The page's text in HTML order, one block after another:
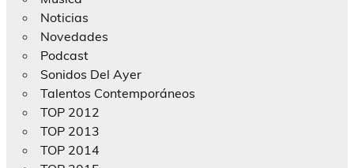
Noticias
Novedades
Podcast
Sonidos Del Ayer
Talentos Contemporáneos
TOP 2012
TOP 2013
TOP 2014